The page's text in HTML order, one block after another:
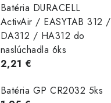
Batéria DURACELL
ActivAir / EASYTAB 312 /
DA312 / HA312 do
naslúchadla 6ks
2,21 €
Batéria GP CR2032 5ks